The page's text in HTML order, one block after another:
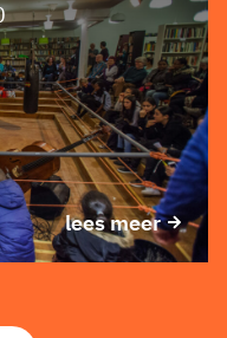
lees meer